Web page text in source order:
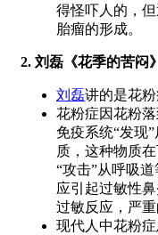
得怪吓人的，
胎瘤的形成。
2. 刘磊《花季的苦闷》
刘磊讲的是花粉
花粉症因花粉
免疫系统“发现
质，这种物质
“攻击”从呼吸
应引起过敏性
过敏反应，严重
现代人中花粉